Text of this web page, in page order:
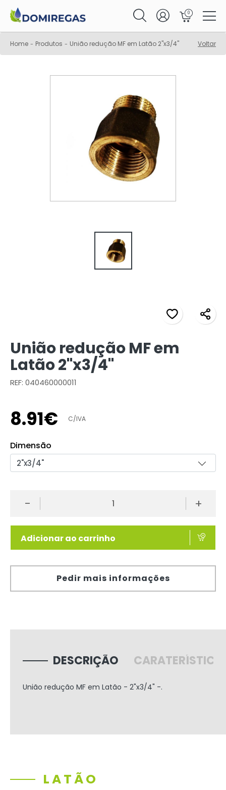
0
Home - Produtos - União redução MF em Latão 2"x3/4" Voltar
União redução MF em
Latão 2"x3/4"
REF: 040460000011
8.91€ C/IVA
Dimensão
- +
Adicionar ao carrinho
Pedir mais informações
DESCRIÇÃO
União redução MF em Latão - 2"x3/4" -.
LATÃO